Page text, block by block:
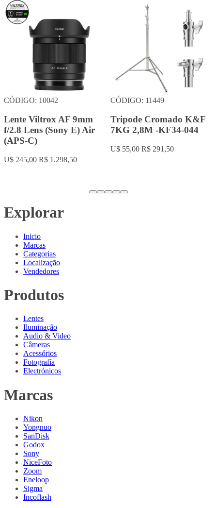
CÓDIGO: 10042
Lente Viltrox AF 9mm
f/2.8 Lens (Sony E) Air
(APS-C)
U$ 245,00 R$ 1.298,50
CÓDIGO: 11449
Tripode Cromado K&F
7KG 2,8M -KF34-044
U$ 55,00 R$ 291,50
Explorar
Inicio
Marcas
Categorias
Localização
Vendedores
Produtos
Lentes
Iluminação
Audio & Video
Câmeras
Acessórios
Fotografía
Electrónicos
Marcas
Nikon
Yongnuo
SanDisk
Godox
Sony
NiceFoto
Zoom
Eneloop
Sigma
Incoflash